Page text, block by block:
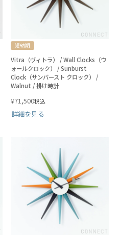
短納期
Vitra（ヴィトラ） / Wall Clocks（ウ
ォールクロック） / Sunburst
Clock（サンバースト クロック） /
Walnut / 掛け時計
¥71,500税込
詳細を見る